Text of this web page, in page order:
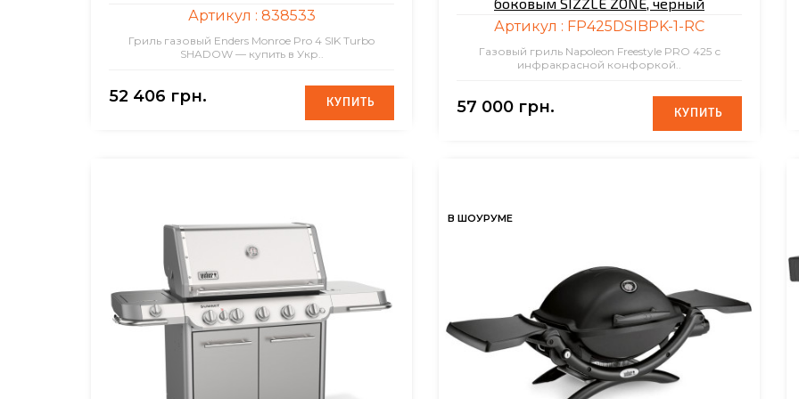
Артикул : 838533
Гриль газовый Enders Monroe Pro 4 SIK Turbo
SHADOW — купить в Укр..
52 406 грн. КУПИТЬ
КУПИТЬ
Артикул : FP425DSIBPK-1-RC
Газовый гриль Napoleon Freestyle PRO 425 с
инфракрасной конфоркой..
57 000 грн. КУПИТЬ
КУПИТЬ
В ШОУРУМЕ